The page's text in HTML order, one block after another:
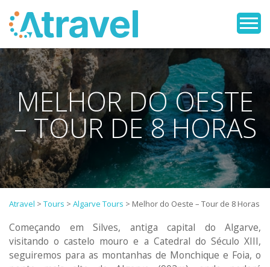
MELHOR DO OESTE
– TOUR DE 8 HORAS
Atravel > Tours > Algarve Tours > Melhor do Oeste – Tour de 8 Horas
Começando em Silves, antiga capital do Algarve,
visitando o castelo mouro e a Catedral do Século XIII,
seguiremos para as montanhas de Monchique e Foia, o